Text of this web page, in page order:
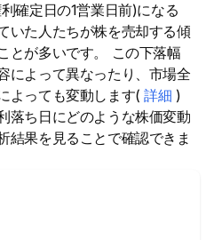
確定日の1営業日前)になる
いた人たちが株を売却する傾
とが多いです。 この下落幅
によって異なったり、市場全
よっても変動します(詳細 )
落ち日にどのような株価変動
結果を見ることで確認できま